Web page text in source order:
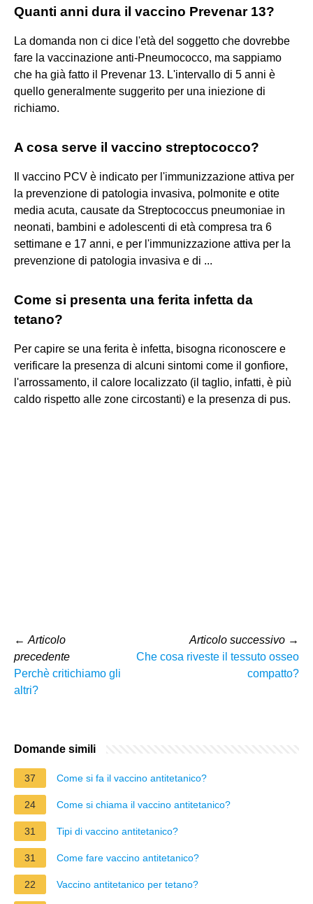
Quanti anni dura il vaccino Prevenar 13?
La domanda non ci dice l'età del soggetto che dovrebbe
fare la vaccinazione anti-Pneumococco, ma sappiamo
che ha già fatto il Prevenar 13. L'intervallo di 5 anni è
quello generalmente suggerito per una iniezione di
richiamo.
A cosa serve il vaccino streptococco?
Il vaccino PCV è indicato per l'immunizzazione attiva per
la prevenzione di patologia invasiva, polmonite e otite
media acuta, causate da Streptococcus pneumoniae in
neonati, bambini e adolescenti di età compresa tra 6
settimane e 17 anni, e per l'immunizzazione attiva per la
prevenzione di patologia invasiva e di ...
Come si presenta una ferita infetta da
tetano?
Per capire se una ferita è infetta, bisogna riconoscere e
verificare la presenza di alcuni sintomi come il gonfiore,
l'arrossamento, il calore localizzato (il taglio, infatti, è più
caldo rispetto alle zone circostanti) e la presenza di pus.
← Articolo
precedente
Perchè critichiamo gli
altri?
Articolo successivo →
Che cosa riveste il tessuto osseo
compatto?
Domande simili
37 Come si fa il vaccino antitetanico?
24 Come si chiama il vaccino antitetanico?
31 Tipi di vaccino antitetanico?
31 Come fare vaccino antitetanico?
22 Vaccino antitetanico per tetano?